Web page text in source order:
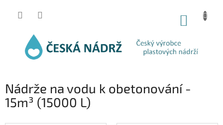
Nádrže na vodu k obetonování -
15m³ (15000 L)